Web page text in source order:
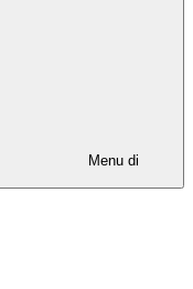
Menu di